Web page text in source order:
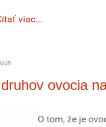
viac...
ovocia
O tom, že je